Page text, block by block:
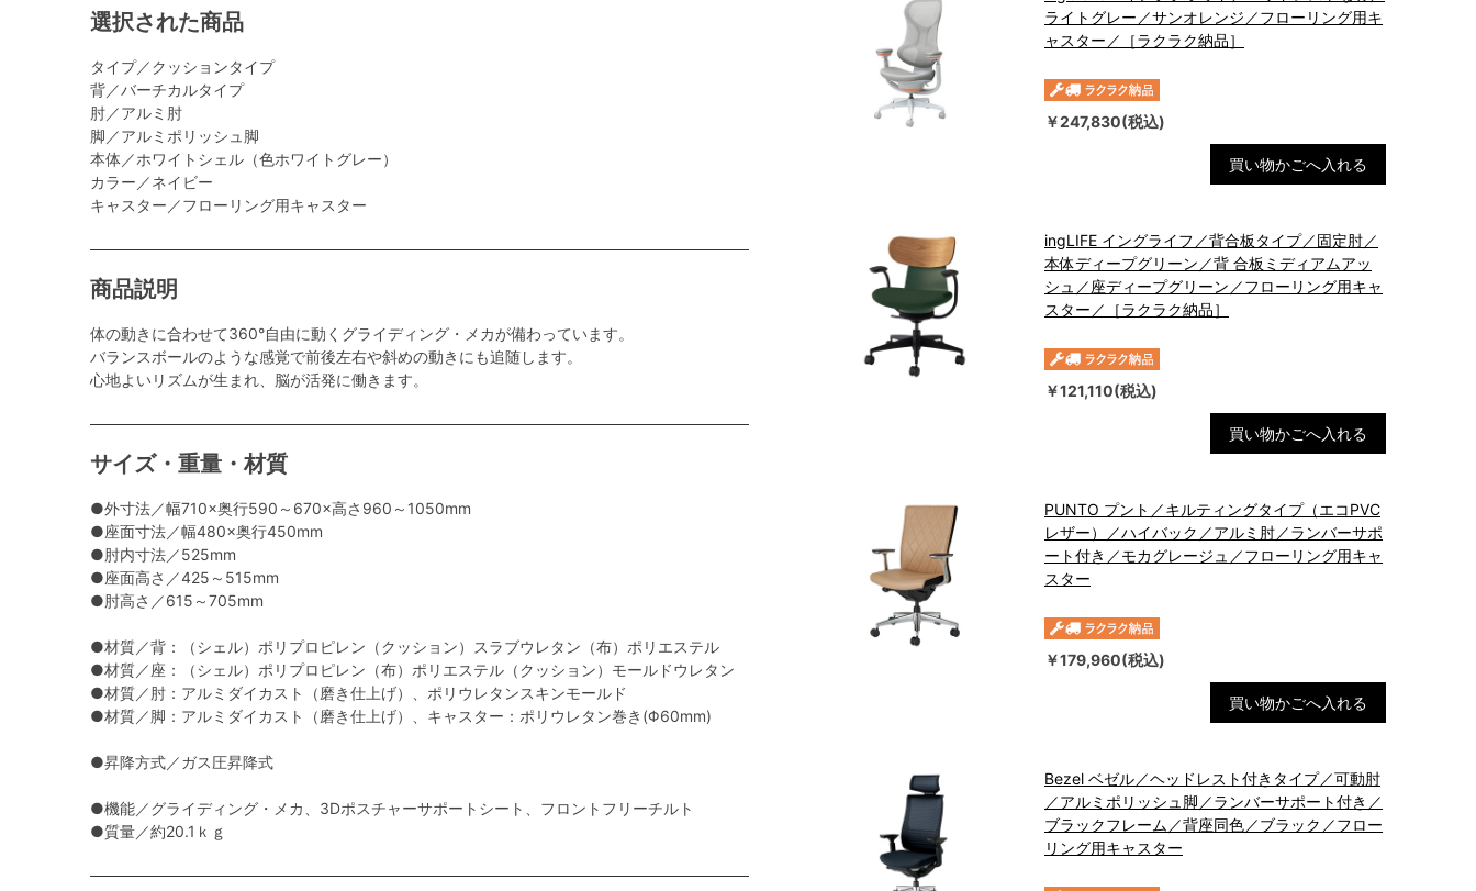
選択された商品
タイプ／クッションタイプ
背／バーチカルタイプ
肘／アルミ肘
脚／アルミポリッシュ脚
本体／ホワイトシェル（色ホワイトグレー）
カラー／ネイビー
キャスター／フローリング用キャスター
商品説明
体の動きに合わせて360°自由に動くグライディング・メカが備わっています。
バランスボールのような感覚で前後左右や斜めの動きにも追随します。
心地よいリズムが生まれ、脳が活発に働きます。
サイズ・重量・材質
●外寸法／幅710×奥行590～670×高さ960～1050mm
●座面寸法／幅480×奥行450mm
●肘内寸法／525mm
●座面高さ／425～515mm
●肘高さ／615～705mm
●材質／背：（シェル）ポリプロピレン（クッション）スラブウレタン（布）ポリエステル
●材質／座：（シェル）ポリプロピレン（布）ポリエステル（クッション）モールドウレタン
●材質／肘：アルミダイカスト（磨き仕上げ）、ポリウレタンスキンモールド
●材質／脚：アルミダイカスト（磨き仕上げ）、キャスター：ポリウレタン巻き(Φ60mm)
●昇降方式／ガス圧昇降式
●機能／グライディング・メカ、3Dポスチャーサポートシート、フロントフリーチルト
●質量／約20.1ｋｇ
ライトグレー／サンオレンジ／フローリング用キ
ャスター／［ラクラク納品］
￥247,830(税込)
買い物かごへ入れる
ingLIFE イングライフ／背合板タイプ／固定肘／
本体ディープグリーン／背 合板ミディアムアッ
シュ／座ディープグリーン／フローリング用キャ
スター／［ラクラク納品］
￥121,110(税込)
買い物かごへ入れる
PUNTO プント／キルティングタイプ（エコPVC
レザー）／ハイバック／アルミ肘／ランバーサポ
ート付き／モカグレージュ／フローリング用キャ
スター
￥179,960(税込)
買い物かごへ入れる
Bezel ベゼル／ヘッドレスト付きタイプ／可動肘
／アルミポリッシュ脚／ランバーサポート付き／
ブラックフレーム／背座同色／ブラック／フロー
リング用キャスター